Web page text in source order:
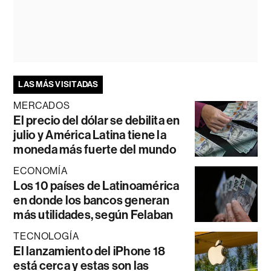
LAS MÁS VISITADAS
MERCADOS
El precio del dólar se debilita en
julio y América Latina tiene la
moneda más fuerte del mundo
ECONOMÍA
Los 10 países de Latinoamérica
en donde los bancos generan
más utilidades, según Felaban
TECNOLOGÍA
El lanzamiento del iPhone 18
está cerca y estas son las